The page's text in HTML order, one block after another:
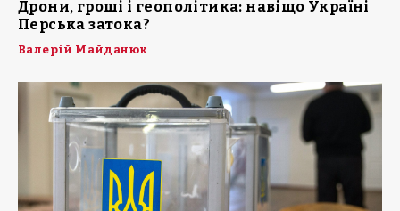
Дрони, гроші і геополітика: навіщо Україні
Перська затока?
Валерій Майданюк